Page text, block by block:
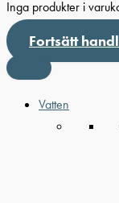
Inga produkter i
Fortsätt
Vatten